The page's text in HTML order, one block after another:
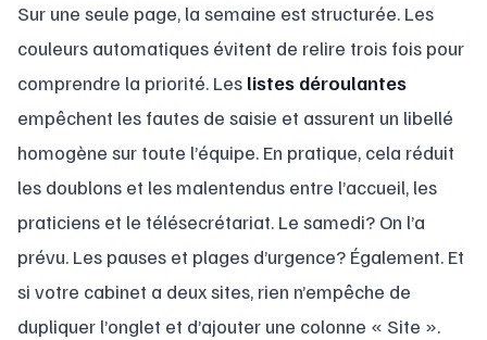
Sur une seule page, la semaine est structurée. Les
couleurs automatiques évitent de relire trois fois pour
comprendre la priorité. Les listes déroulantes
empêchent les fautes de saisie et assurent un libellé
homogène sur toute l’équipe. En pratique, cela réduit
les doublons et les malentendus entre l’accueil, les
praticiens et le télésecrétariat. Le samedi? On l’a
prévu. Les pauses et plages d’urgence? Également. Et
si votre cabinet a deux sites, rien n’empêche de
dupliquer l’onglet et d’ajouter une colonne « Site ».